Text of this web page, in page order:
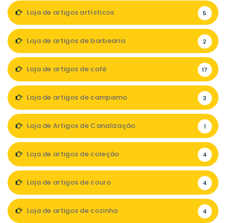
Loja de artigos artísticos 5
Loja de artigos de barbearia 2
Loja de artigos de café 17
Loja de artigos de campismo 3
Loja de Artigos de Canalização 1
Loja de artigos de coleção 4
Loja de artigos de couro 4
Loja de artigos de cozinha 4